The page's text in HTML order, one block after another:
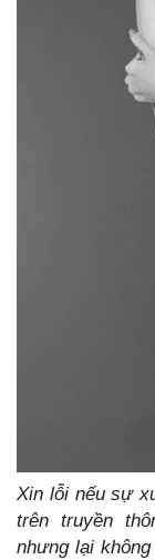
Xin lỗi nếu sự
trên truyền
nhưng lại